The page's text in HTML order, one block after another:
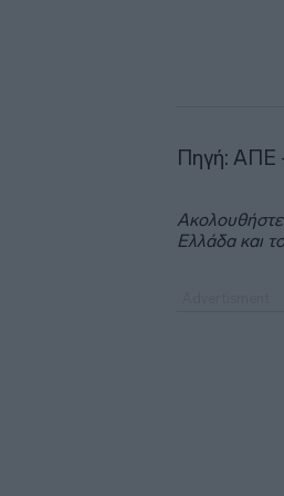
Πηγή: ΑΠΕ
Ελλάδα και